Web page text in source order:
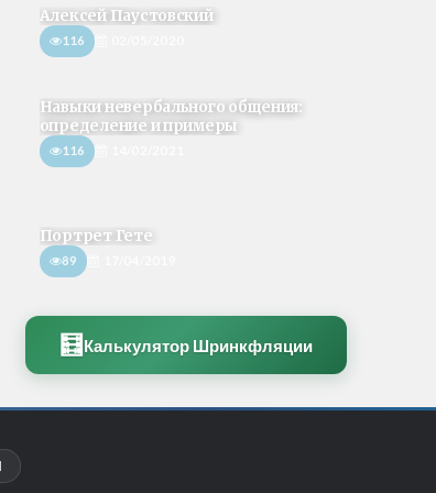
Алексей Паустовский
116
Навыки невербального общения:
определение и примеры
116
Портрет Гете
89
🧮 Калькулятор Шринкфляции